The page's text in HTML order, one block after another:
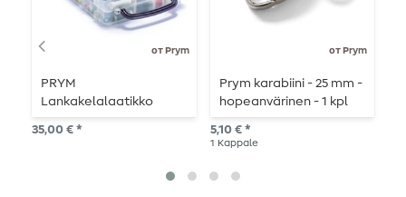
от Prym
PRYM
Lankakelalaatikko
35,00 € *
от Prym
Prym karabiini - 25 mm -
hopeanvärinen - 1 kpl
5,10 € *
1 Kappale